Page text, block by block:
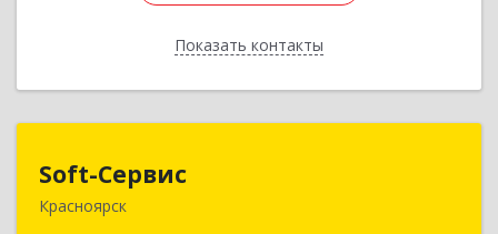
Показать контакты
Назад
Soft-Сервис
Красноярск660041, Красноярский край, Красноярск г,